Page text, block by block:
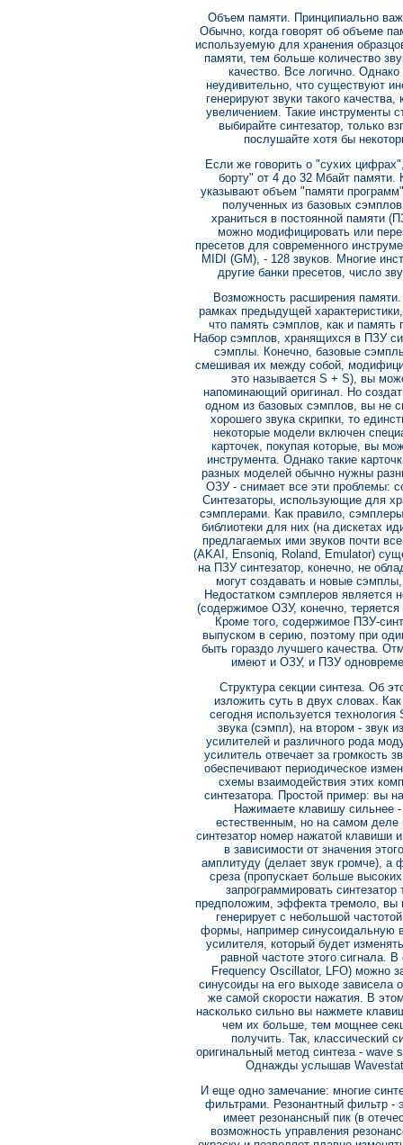
Объем памяти. Принципиально
Обычно, когда говорят об объеме
используемую для хранения
памяти, тем больше количество
качество. Все логично.
неудивительно, что существуют
генерируют звуки такого
увеличением. Такие инструменты
выбирайте синтезатор, только
послушайте хотя бы
Если же говорить о "сухих
борту" от 4 до 32 Мбайт памяти.
указывают объем "памяти
полученных из базовых
храниться в постоянной памяти
можно модифицировать или
пресетов для современного
MIDI (GM), - 128 звуков. Многие
другие банки пресетов, число
Возможность расширения
рамках предыдущей
что память сэмплов, как и
Набор сэмплов, хранящихся в ПЗУ
сэмплы. Конечно, базовые
смешивая их между собой,
это называется S + S), вы
напоминающий оригинал. Но
одном из базовых сэмплов, вы не
хорошего звука скрипки, то
некоторые модели включен
карточек, покупая которые, вы
инструмента. Однако такие
разных моделей обычно нужны
ОЗУ - снимает все эти проблемы:
Синтезаторы, использующие для
сэмплерами. Как правило,
библиотеки для них (на дискетах
предлагаемых ими звуков почти
(AKAI, Ensoniq, Roland, Emulator)
на ПЗУ синтезатор, конечно, не
могут создавать и новые
Недостатком сэмплеров является
(содержимое ОЗУ, конечно,
Кроме того, содержимое ПЗУ-
выпуском в серию, поэтому при
быть гораздо лучшего качества.
имеют и ОЗУ, и ПЗУ
Структура секции синтеза. Об
изложить суть в двух словах.
сегодня используется
звука (сэмпл), на втором - звук
усилителей и различного рода
усилитель отвечает за громкость
обеспечивают периодическое
схемы взаимодействия этих
синтезатора. Простой пример: вы
Нажимаете клавишу сильнее -
естественным, но на самом деле
синтезатор номер нажатой клавиши
в зависимости от значения
амплитуду (делает звук громче), а
среза (пропускает больше
запрограммировать
предположим, эффекта тремоло, вы
генерирует с небольшой
формы, например синусоидальную
усилителя, который будет
равной частоте этого сигнала.
Frequency Oscillator, LFO) можно
синусоиды на его выходе зависела
же самой скорости нажатия. В
насколько сильно вы нажмете
чем их больше, тем мощнее
получить. Так, классический
оригинальный метод синтеза - wave
Однажды услышав
И еще одно замечание: многие
фильтрами. Резонантный фильтр -
имеет резонансный пик (в
возможность управления